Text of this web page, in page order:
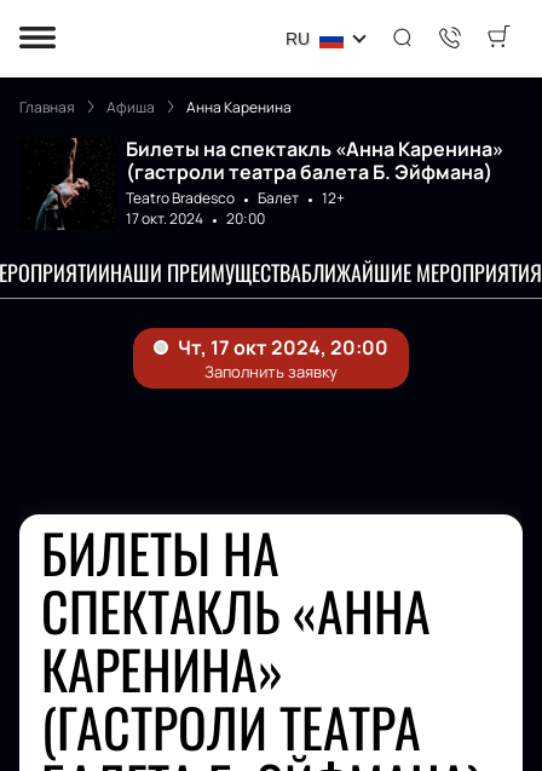
RU
Главная Афиша Анна Каренина
Билеты на спектакль «Анна Каренина»
(гастроли театра балета Б. Эйфмана)
Teatro Bradesco Балет
12+
17 окт. 2024
20:00
НАШИ ПРЕИМУЩЕСТВАБЛИЖАЙШИЕ МЕРОПРИЯТИЯ
БИЛЕТЫ НА
СПЕКТАКЛЬ «АННА
КАРЕНИНА»
(ГАСТРОЛИ ТЕАТРА